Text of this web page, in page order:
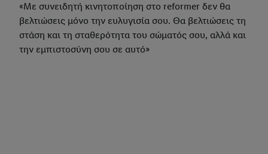
«Με συνειδητή κινητοποίηση στο reformer δεν θα
βελτιώσεις μόνο την ευλυγισία σου. Θα βελτιώσεις τη
στάση και τη σταθερότητα του σώματός σου, αλλά και
την εμπιστοσύνη σου σε αυτό»